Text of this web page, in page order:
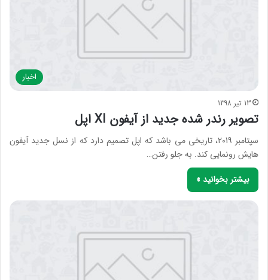
اخبار
13 تیر 1398
تصویر رندر شده جدید از آیفون XI اپل
سپتامبر 2019، تاریخی می باشد که اپل تصمیم دارد که از نسل جدید آیفون
هایش رونمایی کند. به جلو رفتن…
بیشتر بخوانید »